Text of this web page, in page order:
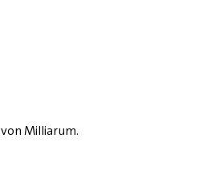
Milliarum.